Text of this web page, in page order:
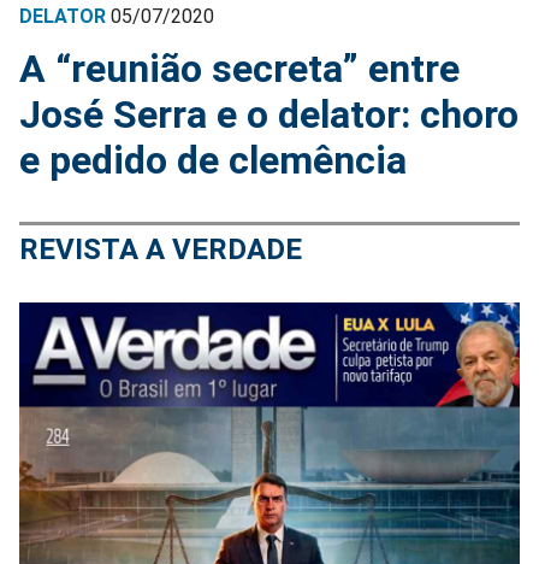
DELATOR 05/07/2020
A “reunião secreta” entre
José Serra e o delator: choro
e pedido de clemência
REVISTA A VERDADE